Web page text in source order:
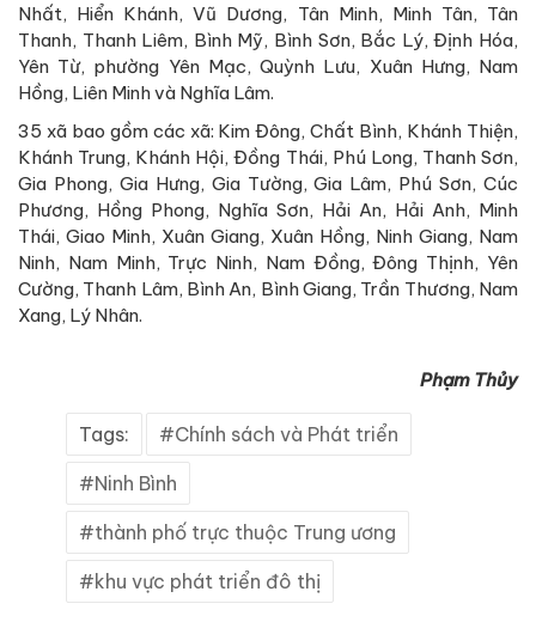
Nhất, Hiển Khánh, Vũ Dương, Tân Minh, Minh Tân, Tân
Thanh, Thanh Liêm, Bình Mỹ, Bình Sơn, Bắc Lý, Định Hóa,
Yên Từ, phường Yên Mạc, Quỳnh Lưu, Xuân Hưng, Nam
Hồng, Liên Minh và Nghĩa Lâm.
35 xã bao gồm các xã: Kim Đông, Chất Bình, Khánh Thiện,
Khánh Trung, Khánh Hội, Đồng Thái, Phú Long, Thanh Sơn,
Gia Phong, Gia Hưng, Gia Tường, Gia Lâm, Phú Sơn, Cúc
Phương, Hồng Phong, Nghĩa Sơn, Hải An, Hải Anh, Minh
Thái, Giao Minh, Xuân Giang, Xuân Hồng, Ninh Giang, Nam
Ninh, Nam Minh, Trực Ninh, Nam Đồng, Đông Thịnh, Yên
Cường, Thanh Lâm, Bình An, Bình Giang, Trần Thương, Nam
Xang, Lý Nhân.
Phạm Thủy
Tags: Chính sách và Phát triển
Ninh Bình
thành phố trực thuộc Trung ương
khu vực phát triển đô thị